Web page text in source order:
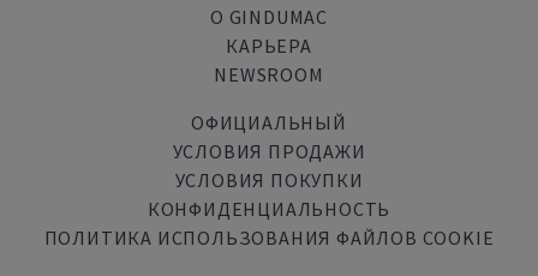
О GINDUMAC
КАРЬЕРА
NEWSROOM
ОФИЦИАЛЬНЫЙ
УСЛОВИЯ ПРОДАЖИ
УСЛОВИЯ ПОКУПКИ
КОНФИДЕНЦИАЛЬНОСТЬ
ПОЛИТИКА ИСПОЛЬЗОВАНИЯ ФАЙЛОВ COOKIE